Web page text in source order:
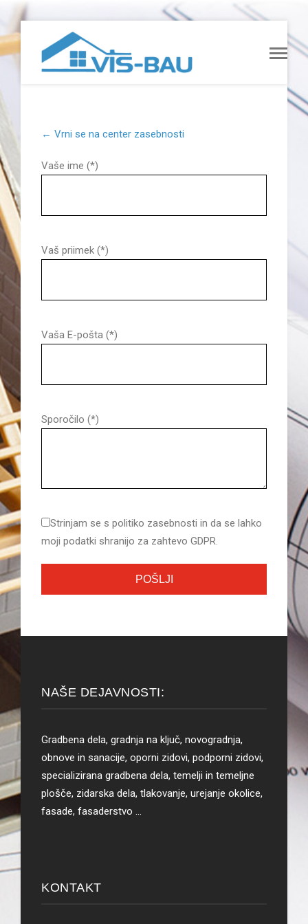
← Vrni se na center zasebnosti
Vaše ime (*)
Vaš priimek (*)
Vaša E-pošta (*)
Sporočilo (*)
Strinjam se s politiko zasebnosti in da se lahko
moji podatki shranijo za zahtevo GDPR.
NAŠE DEJAVNOSTI:
Gradbena dela, gradnja na ključ, novogradnja,
obnove in sanacije, oporni zidovi, podporni zidovi,
specializirana gradbena dela, temelji in temeljne
plošče, zidarska dela, tlakovanje, urejanje okolice,
fasade, fasaderstvo …
KONTAKT